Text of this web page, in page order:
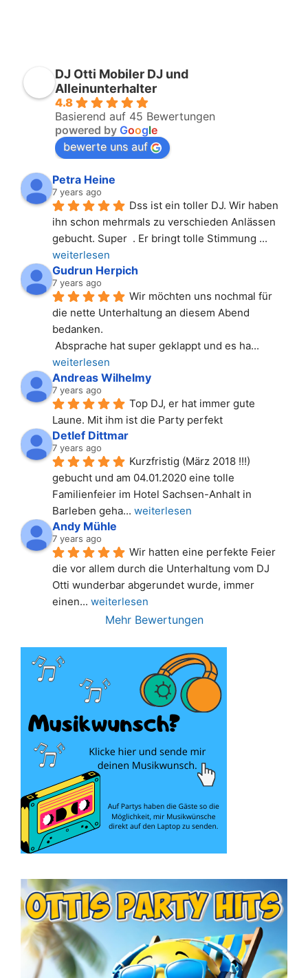
DJ Otti Mobiler DJ und
Alleinunterhalter
4.8
Basierend auf 45 Bewertungen
powered by Google
bewerte uns auf
Petra Heine
7 years ago
Dss ist ein toller DJ. Wir haben
ihn schon mehrmals zu verschieden Anlässen
gebucht. Super  . Er bringt tolle Stimmung
weiterlesen
Gudrun Herpich
7 years ago
Wir möchten uns nochmal für
die nette Unterhaltung an diesem Abend
bedanken.
Absprache hat super geklappt und es ha
weiterlesen
Andreas Wilhelmy
7 years ago
Top DJ, er hat immer gute
Laune. Mit ihm ist die Party perfekt
Detlef Dittmar
7 years ago
Kurzfristig (März 2018 !!!)
gebucht und am 04.01.2020 eine tolle
Familienfeier im Hotel Sachsen-Anhalt in
Barleben geha... weiterlesen
Andy Mühle
7 years ago
Wir hatten eine perfekte Feier
die vor allem durch die Unterhaltung vom DJ
Otti wunderbar abgerundet wurde, immer
einen... weiterlesen
Mehr Bewertungen